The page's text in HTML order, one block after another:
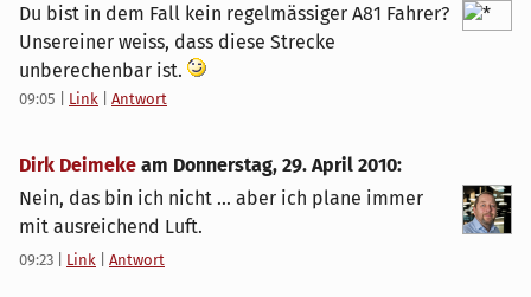
Du bist in dem Fall kein regelmässiger A81 Fahrer?
Unsereiner weiss, dass diese Strecke
unberechenbar ist.
09:05 Link Antwort
Dirk Deimeke am Donnerstag, 29. April 2010:
Nein, das bin ich nicht ... aber ich plane immer
mit ausreichend Luft.
09:23 Link Antwort